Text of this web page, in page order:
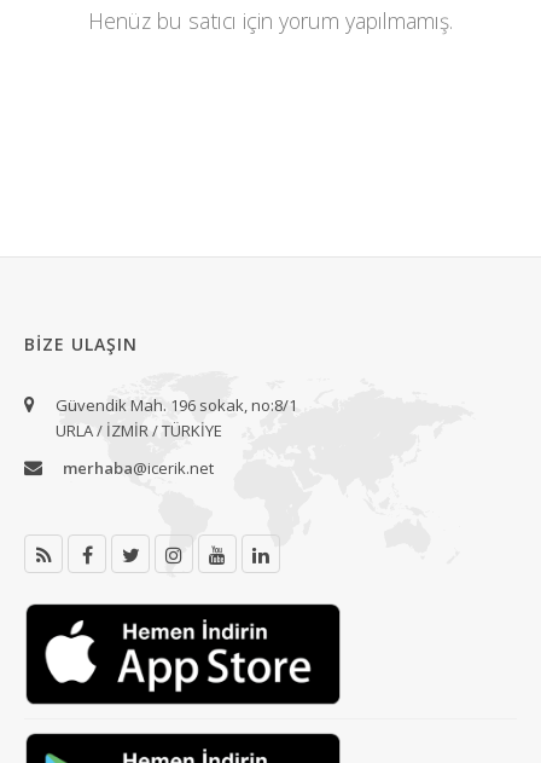
Henüz bu satıcı için yorum yapılmamış.
BIZE ULAŞIN
Güvendik Mah. 196 sokak, no:8/1
URLA / İZMİR / TÜRKİYE
merhaba@icerik.net